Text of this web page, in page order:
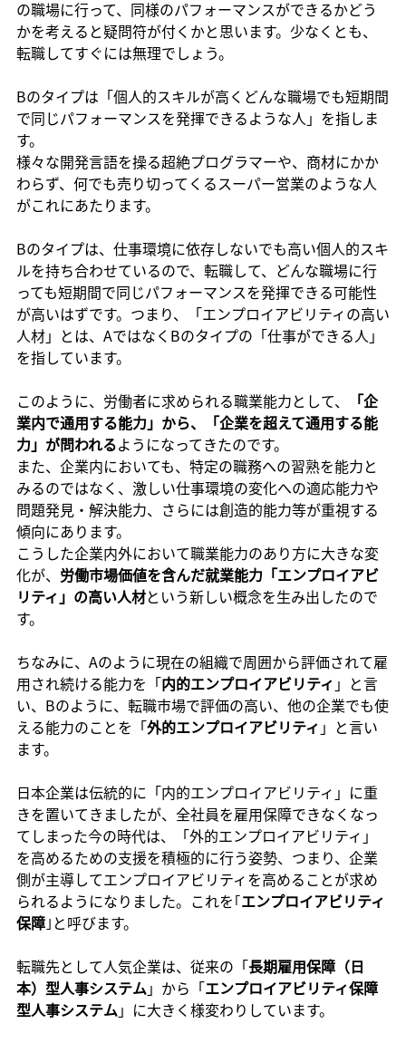
の職場に行って、同様のパフォーマンスができるかどう
かを考えると疑問符が付くかと思います。少なくとも、
転職してすぐには無理でしょう。
Bのタイプは「個人的スキルが高くどんな職場でも短期間
で同じパフォーマンスを発揮できるような人」を指しま
す。
様々な開発言語を操る超絶プログラマーや、商材にかか
わらず、何でも売り切ってくるスーパー営業のような人
がこれにあたります。
Bのタイプは、仕事環境に依存しないでも高い個人的スキ
ルを持ち合わせているので、転職して、どんな職場に行
っても短期間で同じパフォーマンスを発揮できる可能性
が高いはずです。つまり、「エンプロイアビリティの高い
人材」とは、AではなくBのタイプの「仕事ができる人」
を指しています。
このように、労働者に求められる職業能力として、
「企
業内で通用する能力」から、「企業を超えて通用する能
力」が問われるようになってきたのです。
また、企業内においても、特定の職務への習熟を能力と
みるのではなく、激しい仕事環境の変化への適応能力や
問題発見・解決能力、さらには創造的能力等が重視する
傾向にあります。
こうした企業内外において職業能力のあり方に大きな変
化が、 労働市場価値を含んだ就業能力「エンプロイアビ
リティ」の高い人材という新しい概念を生み出したので
す。
ちなみに、Aのように現在の組織で周囲から評価されて雇
用され続ける能力を「内的エンプロイアビリティ 」と言
い、Bのように、転職市場で評価の高い、他の企業でも使
える能力のことを「外的エンプロイアビリティ 」と言い
ます。
日本企業は伝統的に「内的エンプロイアビリティ」に重
きを置いてきましたが、全社員を雇用保障できなくなっ
てしまった今の時代は、「外的エンプロイアビリティ」
を高めるための支援を積極的に行う姿勢、つまり、企業
側が主導してエンプロイアビリティを高めることが求め
られるようになりました。これを｢エンプロイアビリティ
保障｣と呼びます。
転職先として人気企業は、従来の「長期雇用保障（日
本）型人事システム 」から「エンプロイアビリティ保障
型人事システム 」に大きく様変わりしています。